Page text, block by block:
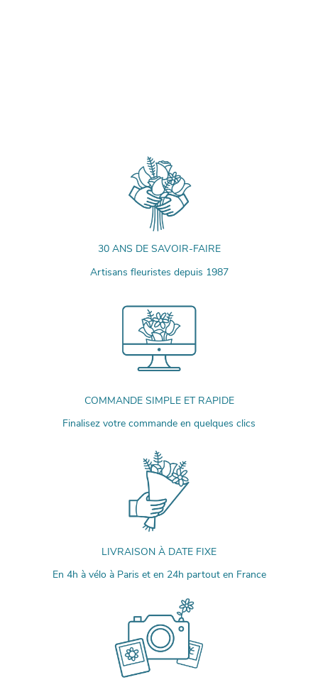
30 ANS DE SAVOIR-FAIRE
Artisans fleuristes depuis 1987
COMMANDE SIMPLE ET RAPIDE
Finalisez votre commande en quelques clics
LIVRAISON À DATE FIXE
En 4h à vélo à Paris et en 24h partout en France